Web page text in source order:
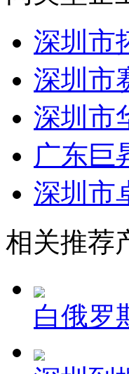
同类型企业
深圳市
深圳市
深圳市
广东巨
深圳市
相关推荐
白俄罗